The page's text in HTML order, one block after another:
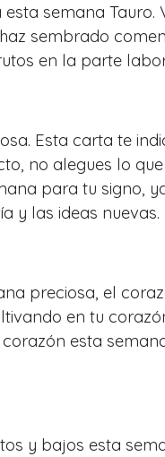
esta semana
sembrado
en la parte
Esta carta te
no alegues lo
para tu signo,
y las ideas nuevas.
preciosa, el
en tu
esta
y bajos esta